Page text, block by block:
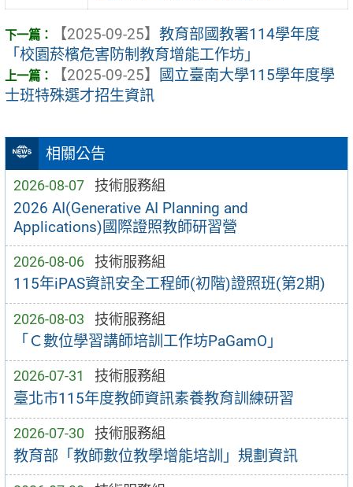
相關公告
2026-08-07 技術服務組
2026 AI(Generative AI Planning and
Applications)國際證照教師研習營
2026-08-06 技術服務組
115年iPAS資訊安全工程師(初階)證照班(第2期)
2026-08-03 技術服務組
「Ｃ數位學習講師培訓工作坊PaGamO」
2026-07-31 技術服務組
臺北市115年度教師資訊素養教育訓練研習
2026-07-30 技術服務組
教育部「教師數位教學增能培訓」規劃資訊
【2025-09-25】 教育部國教署114學年度
「校園菸檳危害防制教育增能工作坊」
【2025-09-25】
國立臺南大學115學年度學
士班特殊選才招生資訊